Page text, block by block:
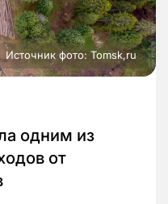
Источник фото: Tomsk,ru
одним из
от